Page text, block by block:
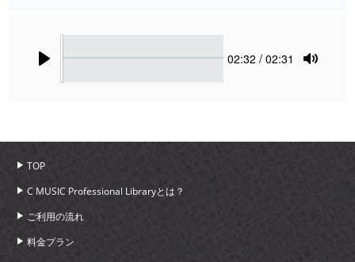
Current
02:32 / 02:31
TOP
C MUSIC Professional Libraryとは？
ご利用の流れ
料金プラン